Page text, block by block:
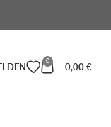
0
0,00 €